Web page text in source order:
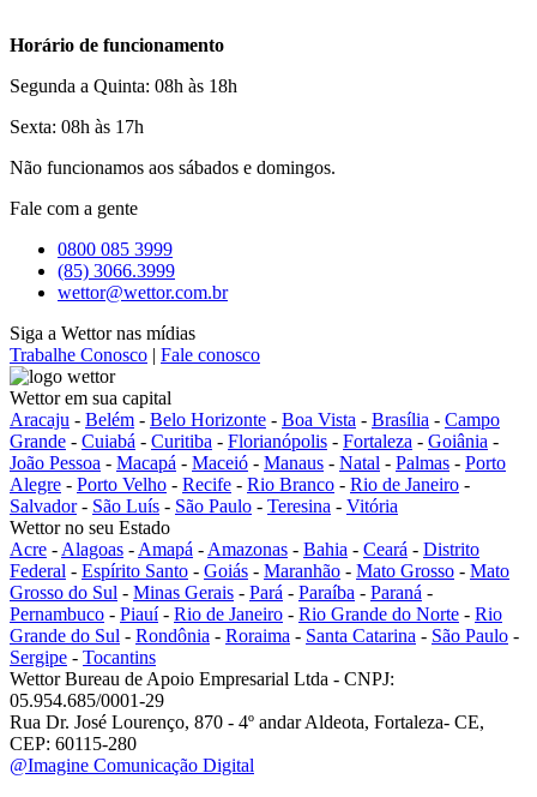
Horário de funcionamento
Segunda a Quinta: 08h às 18h
Sexta: 08h às 17h
Não funcionamos aos sábados e domingos.
Fale com a gente
0800 085 3999
(85) 3066.3999
wettor@wettor.com.br
Siga a Wettor nas mídias
Trabalhe Conosco | Fale conosco
Wettor em sua capital
Aracaju - Belém - Belo Horizonte - Boa Vista - Brasília - Campo
Grande - Cuiabá - Curitiba - Florianópolis - Fortaleza - Goiânia -
João Pessoa - Macapá - Maceió - Manaus - Natal - Palmas - Porto
Alegre - Porto Velho - Recife - Rio Branco - Rio de Janeiro -
Salvador- São Luís - São Paulo - Teresina - Vitória
Wettor no seu Estado
Acre - Alagoas - Amapá - Amazonas - Bahia - Ceará - Distrito
Federal - Espírito Santo - Goiás - Maranhão - Mato Grosso - Mato
Grosso do Sul - Minas Gerais - Pará - Paraíba - Paraná -
Pernambuco - Piauí- Rio de Janeiro - Rio Grande do Norte - Rio
Grande do Sul - Rondônia - Roraima - Santa Catarina - São Paulo -
Sergipe - Tocantins
Wettor Bureau de Apoio Empresarial Ltda - CNPJ:
05.954.685/0001-29
Rua Dr. José Lourenço, 870 - 4º andar Aldeota, Fortaleza- CE,
CEP: 60115-280
@Imagine Comunicação Digital